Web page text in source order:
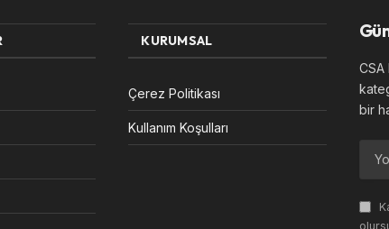
KURUMSAL
Çerez Politikası
Kullanım Koşulları
bir